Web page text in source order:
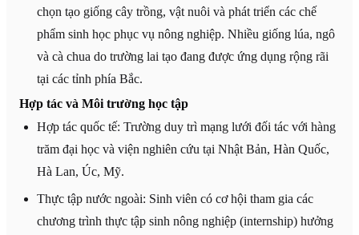
chọn tạo giống cây trồng, vật nuôi và phát triển các chế
phẩm sinh học phục vụ nông nghiệp. Nhiều giống lúa, ngô
và cà chua do trường lai tạo đang được ứng dụng rộng rãi
tại các tỉnh phía Bắc.
Hợp tác và Môi trường học tập
Hợp tác quốc tế: Trường duy trì mạng lưới đối tác với hàng
trăm đại học và viện nghiên cứu tại Nhật Bản, Hàn Quốc,
Hà Lan, Úc, Mỹ.
Thực tập nước ngoài: Sinh viên có cơ hội tham gia các
chương trình thực tập sinh nông nghiệp (internship) hưởng